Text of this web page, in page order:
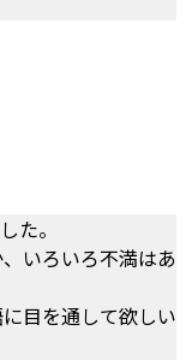
た。
いろいろ不満はあ
目を通して欲しい